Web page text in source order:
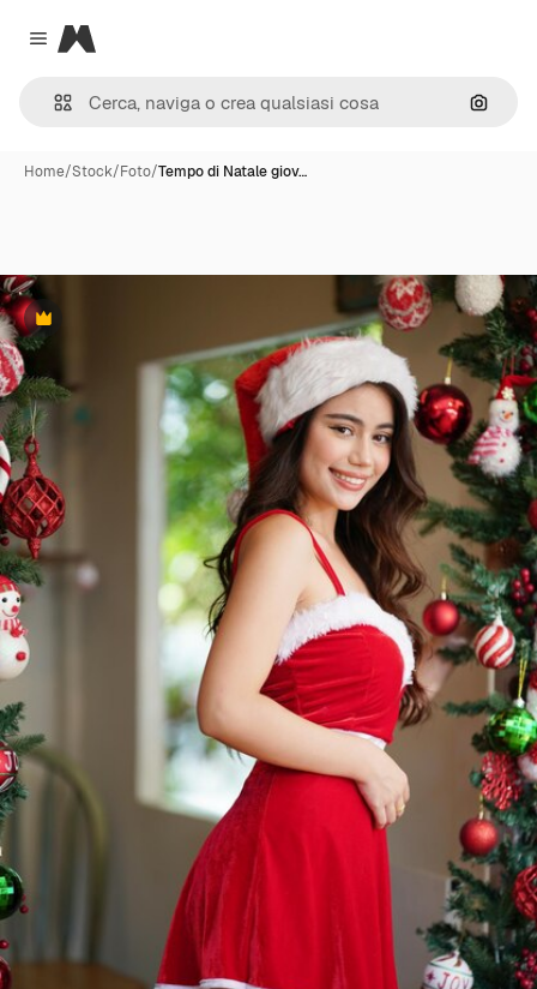
Close menu
Magnific
Cerca
Home/Stock/Foto/Tempo di Natale giov…
Premium